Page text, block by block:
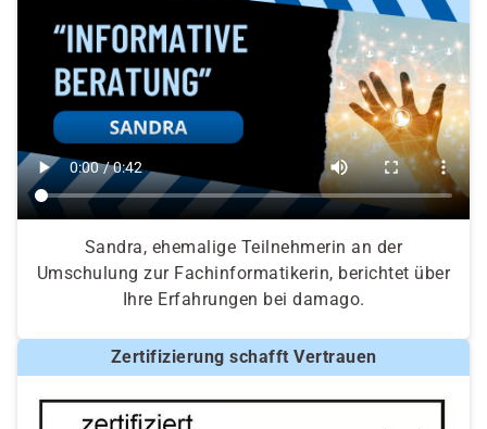
Sandra, ehemalige Teilnehmerin an der
Umschulung zur Fachinformatikerin, berichtet über
Ihre Erfahrungen bei damago.
Zertifizierung schafft Vertrauen